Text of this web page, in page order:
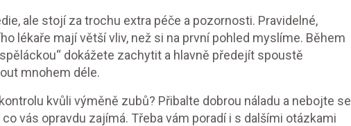
ale stojí za trochu extra péče a pozornosti. Pravidelné,
lékaře mají větší vliv, než si na první pohled myslíme. Během
dokážete zachytit a hlavně předejít spoustě
mnohem déle.
kvůli výměně zubů? Přibalte dobrou náladu a nebojte se
vás opravdu zajímá. Třeba vám poradí i s dalšími otázkami